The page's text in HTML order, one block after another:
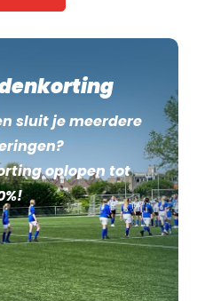
sluit je meerdere
oplopen tot